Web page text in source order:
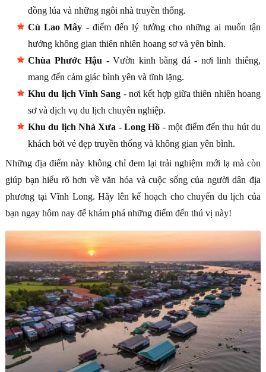
đồng lúa và những ngôi nhà truyền thống.
Cù Lao Mây - điểm đến lý tưởng cho những ai muốn tận
hưởng không gian thiên nhiên hoang sơ và yên bình.
Chùa Phước Hậu - Vườn kinh bằng đá - nơi linh thiêng,
mang đến cảm giác bình yên và tĩnh lặng.
Khu du lịch Vinh Sang - nơi kết hợp giữa thiên nhiên hoang
sơ và dịch vụ du lịch chuyên nghiệp.
Khu du lịch Nhà Xưa - Long Hồ - một điểm đến thu hút du
khách bởi vẻ đẹp truyền thống và không gian yên bình.
Những địa điểm này không chỉ đem lại trải nghiệm mới lạ mà còn
giúp bạn hiểu rõ hơn về văn hóa và cuộc sống của người dân địa
phương tại Vĩnh Long. Hãy lên kế hoạch cho chuyến du lịch của
bạn ngay hôm nay để khám phá những điểm đến thú vị này!